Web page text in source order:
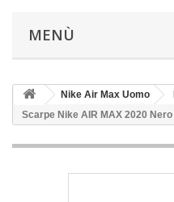
MENÙ
Nike Air Max Uomo
Scarpe Nike AIR MAX 2020 Nero